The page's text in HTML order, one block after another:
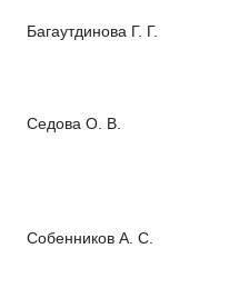
Багаутдинова Г. Г.
Седова О. В.
Собенников А. С.